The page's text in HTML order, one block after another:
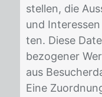
stel­len, die
und
ten. Die­se
be­zo­ge­ner
aus
Eine